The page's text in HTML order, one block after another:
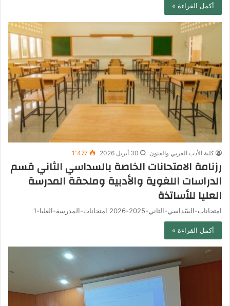
أكمل القراءة »
كلية الأدب العربي والفنون 30 أبريل 2026 1٬477
رزنامة الامتحانات الخاصة بالسداسي الثاني قسم
الدراسات اللغوية والأدبية وملحقة المدرسة
العليا للأساتذة
امتحانات-السّداسي-الثاني-2025-2026 امتحانات-المدرسة-العليا-1
أكمل القراءة »